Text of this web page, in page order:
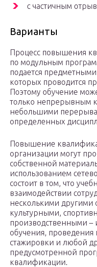
с частичным
Варианты
Процесс повышения
по модульным
подается
которых проводится
Поэтому обучение
только непрерывным
небольшими
определенных
Повышение
организации могут
собственной
использованием
состоит в том, что
взаимодействии
несколькими другими
культурными,
производственными –
обучения, проведения
стажировки и любой
предусмотренной
квалификации.